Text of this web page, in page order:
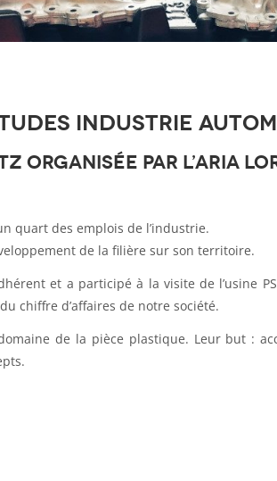
industrie
organisée par L’ARIA
quart des emplois de l’industrie.
de la filière sur son territoire.
et a participé à la visite de l’usine
chiffre d’affaires de notre société.
de la pièce plastique. Leur but :